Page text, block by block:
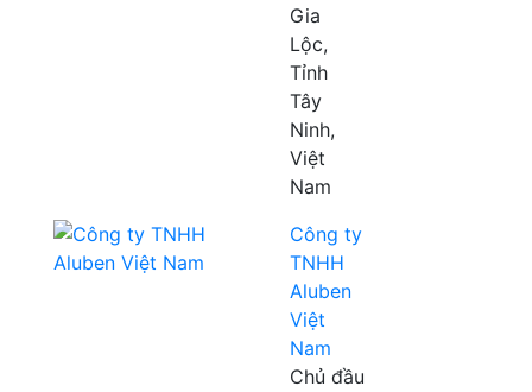
Gia
Lộc,
Tỉnh
Tây
Ninh,
Việt
Nam
Công ty
TNHH
Aluben
Việt
Nam
Chủ đầu